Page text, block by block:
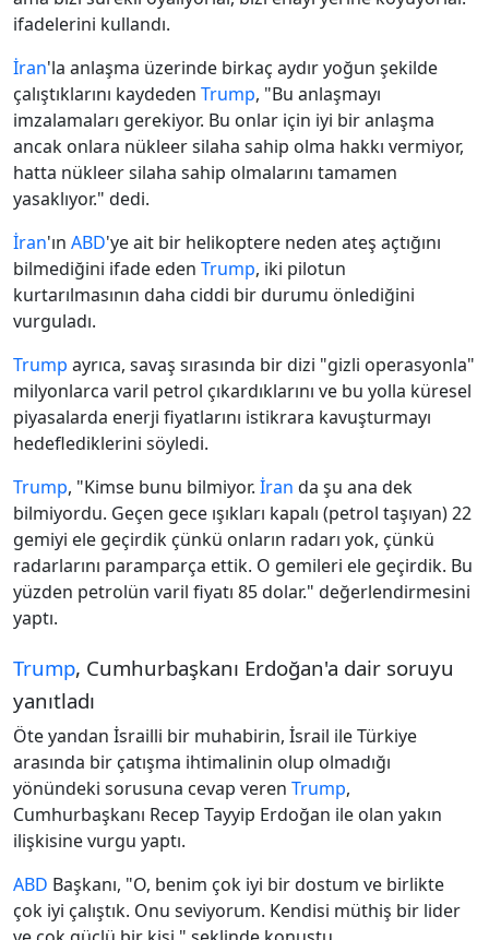
ifadelerini kullandı.
İran'la anlaşma üzerinde birkaç aydır yoğun şekilde
çalıştıklarını kaydeden Trump, "Bu anlaşmayı
imzalamaları gerekiyor. Bu onlar için iyi bir anlaşma
ancak onlara nükleer silaha sahip olma hakkı vermiyor,
hatta nükleer silaha sahip olmalarını tamamen
yasaklıyor." dedi.
İran'ın ABD'ye ait bir helikoptere neden ateş açtığını
bilmediğini ifade eden Trump, iki pilotun
kurtarılmasının daha ciddi bir durumu önlediğini
vurguladı.
Trump ayrıca, savaş sırasında bir dizi "gizli operasyonla"
milyonlarca varil petrol çıkardıklarını ve bu yolla küresel
piyasalarda enerji fiyatlarını istikrara kavuşturmayı
hedeflediklerini söyledi.
Trump, "Kimse bunu bilmiyor. İran da şu ana dek
bilmiyordu. Geçen gece ışıkları kapalı (petrol taşıyan) 22
gemiyi ele geçirdik çünkü onların radarı yok, çünkü
radarlarını paramparça ettik. O gemileri ele geçirdik. Bu
yüzden petrolün varil fiyatı 85 dolar." değerlendirmesini
yaptı.
Trump, Cumhurbaşkanı Erdoğan'a dair soruyu
yanıtladı
Öte yandan İsrailli bir muhabirin, İsrail ile Türkiye
arasında bir çatışma ihtimalinin olup olmadığı
yönündeki sorusuna cevap veren Trump,
Cumhurbaşkanı Recep Tayyip Erdoğan ile olan yakın
ilişkisine vurgu yaptı.
ABD Başkanı, "O, benim çok iyi bir dostum ve birlikte
çok iyi çalıştık. Onu seviyorum. Kendisi müthiş bir lider